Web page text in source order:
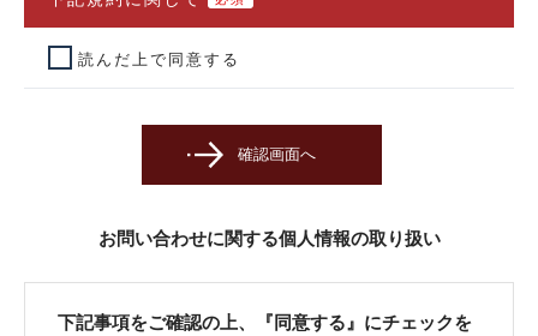
読んだ上で同意する
お問い合わせに関する個人情報の取り扱い
下記事項をご確認の上、『同意する』にチェックを